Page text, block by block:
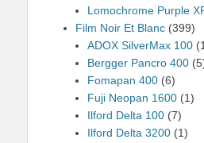
Lomochrome Purple
Film Noir Et Blanc (399)
ADOX SilverMax 100
Bergger Pancro 400
Fomapan 400 (6)
Fuji Neopan 1600 (1)
Ilford Delta 100 (7)
Ilford Delta 3200 (1)